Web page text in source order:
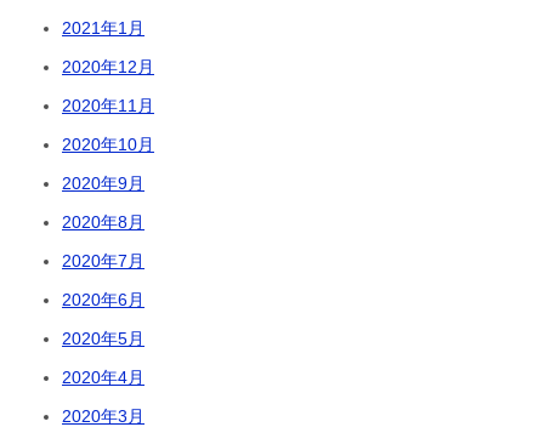
2021年1月
2020年12月
2020年11月
2020年10月
2020年9月
2020年8月
2020年7月
2020年6月
2020年5月
2020年4月
2020年3月